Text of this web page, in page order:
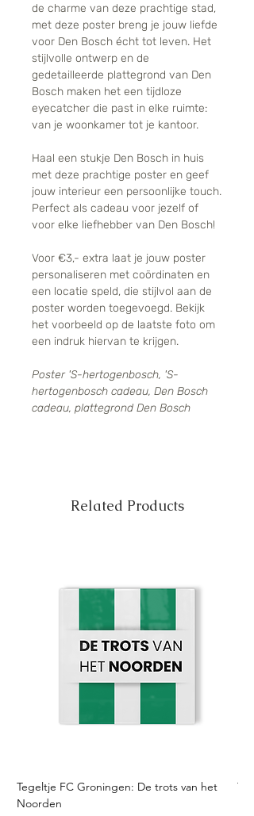
de charme van deze prachtige stad,
met deze poster breng je jouw liefde
voor Den Bosch écht tot leven. Het
stijlvolle ontwerp en de
gedetailleerde plattegrond van Den
Bosch maken het een tijdloze
eyecatcher die past in elke ruimte:
van je woonkamer tot je kantoor.
Haal een stukje Den Bosch in huis
met deze prachtige poster en geef
jouw interieur een persoonlijke touch.
Perfect als cadeau voor jezelf of
voor elke liefhebber van Den Bosch!
Voor €3,- extra laat je jouw poster
personaliseren met coördinaten en
een locatie speld, die stijlvol aan de
poster worden toegevoegd. Bekijk
het voorbeeld op de laatste foto om
een indruk hiervan te krijgen.
Poster 'S-hertogenbosch, 'S-
hertogenbosch cadeau, Den Bosch
cadeau, plattegrond Den Bosch
Related Products
Tegeltje FC Groningen: De trots van het
Noorden